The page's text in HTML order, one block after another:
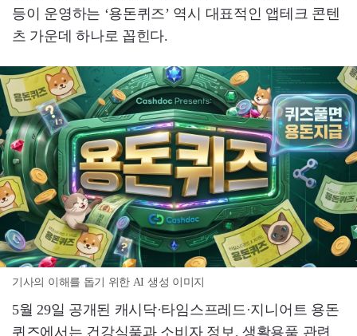
등이 운영하는 ‘용돈퀴즈’ 역시 대표적인 앱테크 콘텐
츠 가운데 하나로 꼽힌다.
기사의 이해를 돕기 위한 AI 생성 이미지
5월 29일 공개된 캐시닥·타임스프레드·지니어트 용돈
퀴즈에서는 건강식품과 소비자 정보, 생활용품 관련